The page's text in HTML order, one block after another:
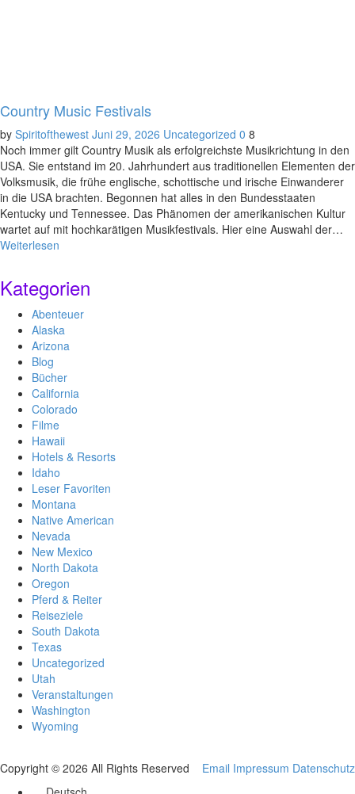
Country Music Festivals
by Spiritofthewest Juni 29, 2026 Uncategorized 0 8
Noch immer gilt Country Musik als erfolgreichste Musikrichtung in den
USA. Sie entstand im 20. Jahrhundert aus traditionellen Elementen der
Volksmusik, die frühe englische, schottische und irische Einwanderer
in die USA brachten. Begonnen hat alles in den Bundesstaaten
Kentucky und Tennessee. Das Phänomen der amerikanischen Kultur
wartet auf mit hochkarätigen Musikfestivals. Hier eine Auswahl der…
Weiterlesen
Kategorien
Abenteuer
Alaska
Arizona
Blog
Bücher
California
Colorado
Filme
Hawaii
Hotels & Resorts
Idaho
Leser Favoriten
Montana
Native American
Nevada
New Mexico
North Dakota
Oregon
Pferd & Reiter
Reiseziele
South Dakota
Texas
Uncategorized
Utah
Veranstaltungen
Washington
Wyoming
Copyright © 2026 All Rights Reserved Email Impressum Datenschutz